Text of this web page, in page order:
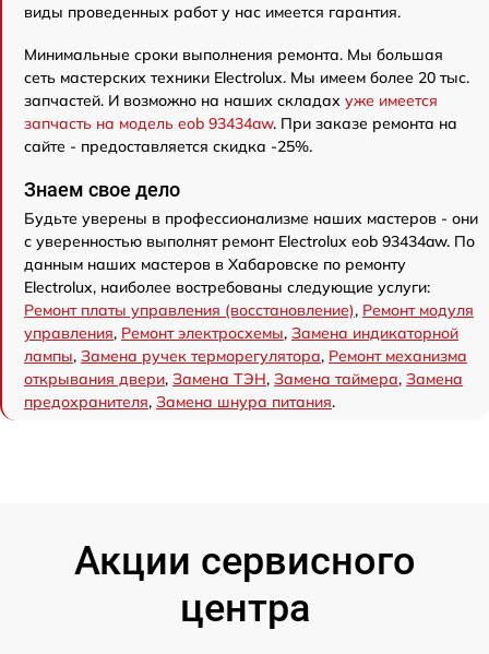
виды проведенных работ у нас имеется гарантия.
Минимальные сроки выполнения ремонта. Мы большая
сеть мастерских техники Electrolux. Мы имеем более 20 тыс.
запчастей. И возможно на наших складах уже имеется
запчасть на модель eob 93434aw. При заказе ремонта на
сайте - предоставляется скидка -25%.
Знаем свое дело
Будьте уверены в профессионализме наших мастеров - они
с уверенностью выполнят ремонт Electrolux eob 93434aw. По
данным наших мастеров в Хабаровске по ремонту
Electrolux, наиболее востребованы следующие услуги:
Ремонт платы управления (восстановление), Ремонт модуля
управления, Ремонт электросхемы, Замена индикаторной
лампы, Замена ручек терморегулятора, Ремонт механизма
открывания двери, Замена ТЭН, Замена таймера, Замена
предохранителя, Замена шнура питания.
Акции сервисного
центра